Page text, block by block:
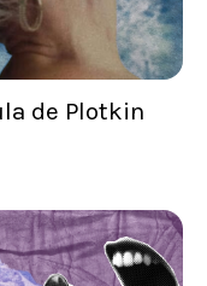
de Plotkin